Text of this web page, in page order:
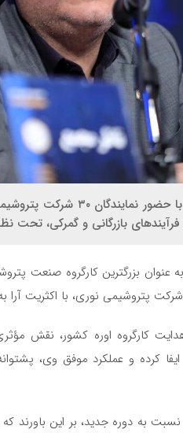
کارگروه شیمیایی و
فرآیندهای بازرگانی و گمرکی،
عنوان بزرگترین کارگروه صنعت
پتروشیمی نوری، با اکثریت آرا
کارگروه اوره کشور، نقش
کرده و عملکرد موفق وی،
نسبت به دوره جدید، بر این